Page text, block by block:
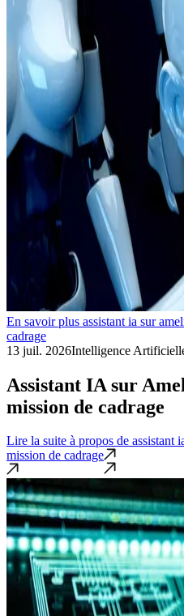
En savoir plus assistant ia sur
cadrage
13 juil. 2026Intelligence
Assistant IA sur
mission de cadrage
Lire la suite à propos de assistant
mission de cadrage